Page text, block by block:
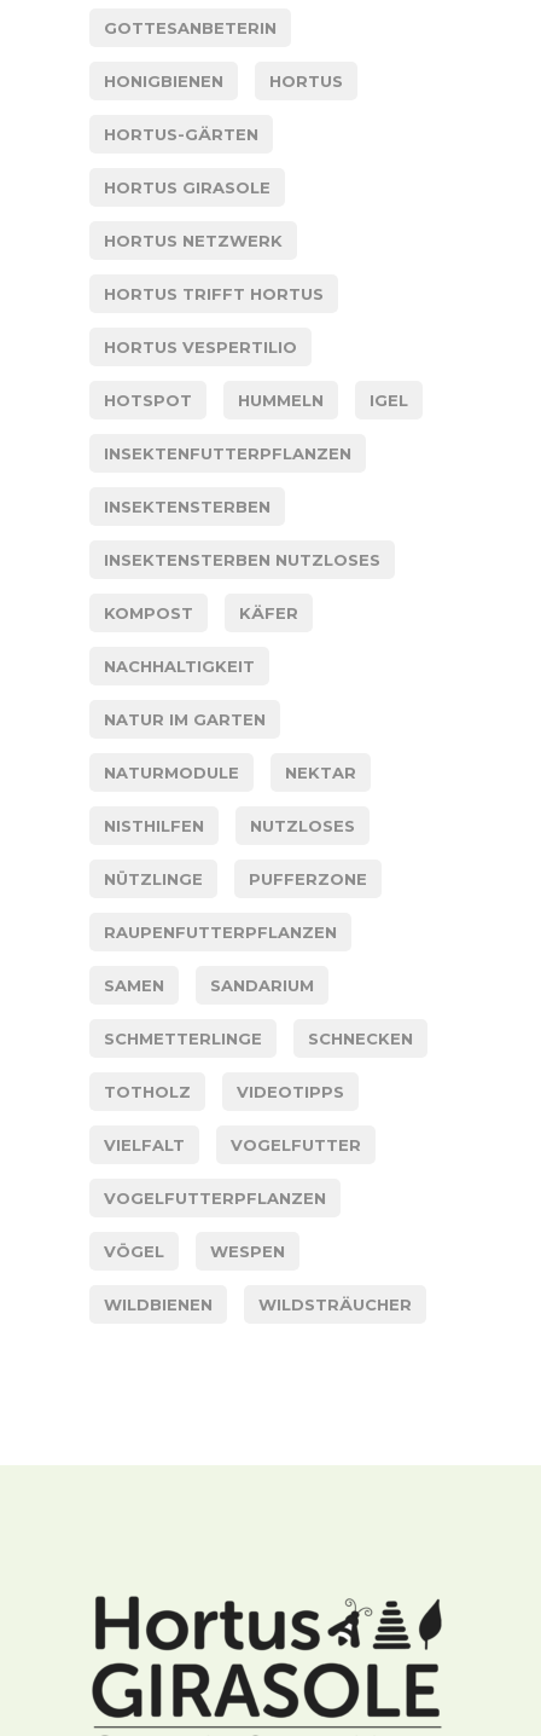
GOTTESANBETERIN
HONIGBIENEN HORTUS
HORTUS-GÄRTEN
HORTUS GIRASOLE
HORTUS NETZWERK
HORTUS TRIFFT HORTUS
HORTUS VESPERTILIO
HOTSPOT HUMMELN IGEL
INSEKTENFUTTERPFLANZEN
INSEKTENSTERBEN
INSEKTENSTERBEN NUTZLOSES
KOMPOST KÄFER
NACHHALTIGKEIT
NATUR IM GARTEN
NATURMODULE NEKTAR
NISTHILFEN NUTZLOSES
NÜTZLINGE PUFFERZONE
RAUPENFUTTERPFLANZEN
SAMEN SANDARIUM
SCHMETTERLINGE SCHNECKEN
TOTHOLZ VIDEOTIPPS
VIELFALT VOGELFUTTER
VOGELFUTTERPFLANZEN
VÖGEL WESPEN
WILDBIENEN WILDSTRÄUCHER